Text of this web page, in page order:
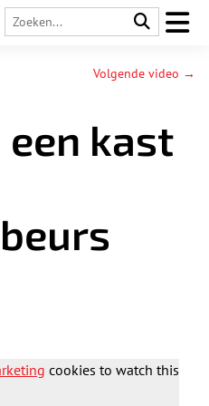
Volgende video →
een kast
cookies to watch this